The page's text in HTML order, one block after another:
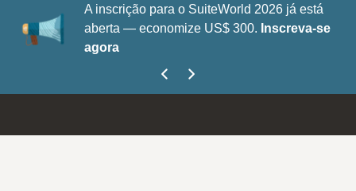
A inscrição para o SuiteWorld 2026 já está
aberta — economize US$ 300. Inscreva-se
agora